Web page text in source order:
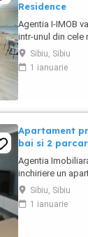
Residence
Agentia I-IMOB
intr-unul din cele
rezidentiale ale
Residence
cu 3 camere, 3
termic si fonic, ...
Sibiu, Sibiu
1 ianuarie
Apartament
bai si 2
Agentia
inchiriere un
camere, cu o
la etajul 3, cu 2
subterana, aflat
Sibiu, Sibiu
1 ianuarie